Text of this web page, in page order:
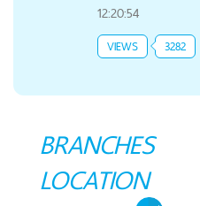
12:20:54
VIEWS 3282
BRANCHES
LOCATION